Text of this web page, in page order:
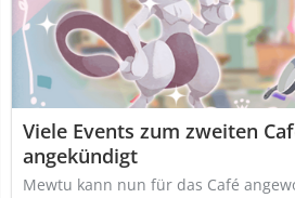
Viele Events zum zweiten
angekündigt
Mewtu kann nun für das Café